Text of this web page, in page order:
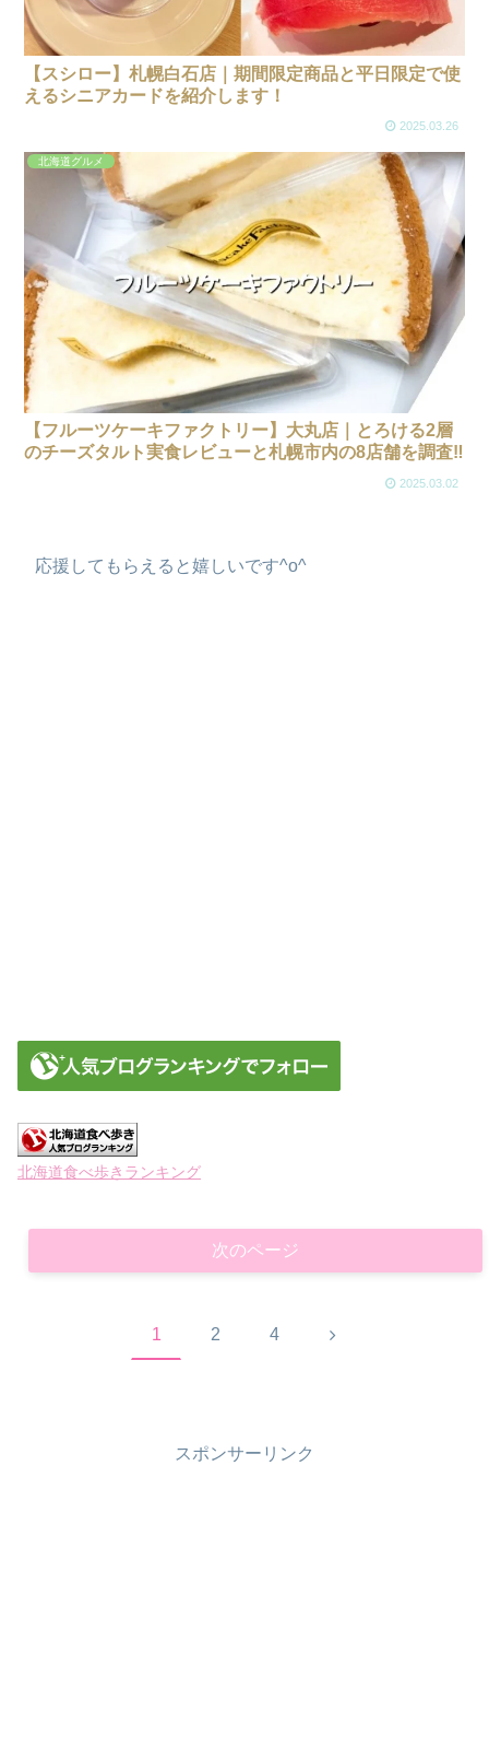
【スシロー】札幌白石店｜期間限定商品と平日限定で使
えるシニアカードを紹介します！
2025.03.26
北海道グルメ
【フルーツケーキファクトリー】大丸店｜とろける2層
のチーズタルト実食レビューと札幌市内の8店舗を調査‼
2025.03.02
応援してもらえると嬉しいです^o^
北海道食べ歩きランキング
次のページ
1 2 4 次
スポンサーリンク